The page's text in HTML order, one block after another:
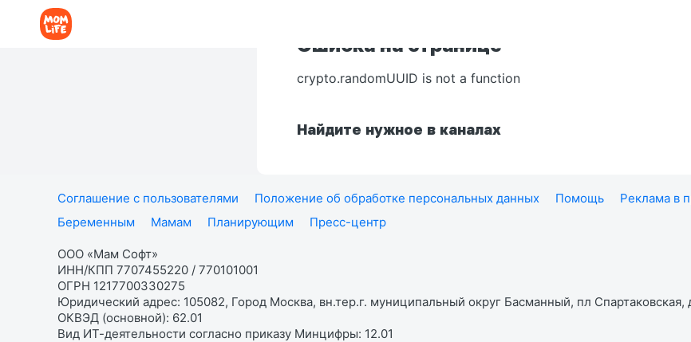
Ошибка на странице
crypto.randomUUID is not a function
Найдите нужное в каналах
Соглашение с пользователями Положение об обработке персональных данных Помощь Реклама в
Беременным
Мамам Планирующим Пресс-центр
ООО «Мам Софт»
ИНН/КПП 7707455220 / 770101001
ОГРН 1217700330275
Юридический адрес: 105082, Город Москва, вн.тер.г. муниципальный округ Басманный, пл
ОКВЭД (основной): 62.01
Вид ИТ-деятельности согласно приказу Минцифры: 12.01